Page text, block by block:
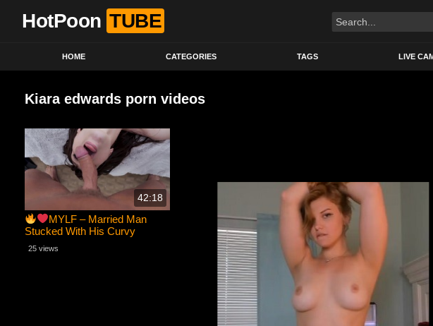
HotPoon TUBE
HOME CATEGORIES TAGS LIVE
Kiara edwards porn videos
42:18
MYLF – Married Man
Stucked With His Curvy
Business Associate Kiara
Edwards During Lockdown
25 views